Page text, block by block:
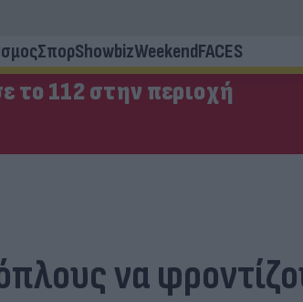
ΣπορShowbizWeekendFACES
το 112 στην περιοχή
να